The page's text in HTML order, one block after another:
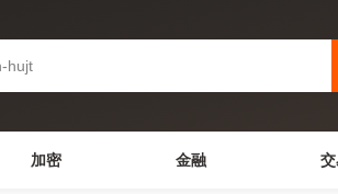
加密 金融